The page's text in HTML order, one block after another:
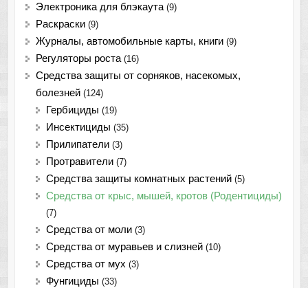
Электроника для блэкаута (9)
Раскраски (9)
Журналы, автомобильные карты, книги (9)
Регуляторы роста (16)
Средства защиты от сорняков, насекомых,
болезней (124)
Гербициды (19)
Инсектициды (35)
Прилипатели (3)
Протравители (7)
Средства защиты комнатных растений (5)
Средства от крыс, мышей, кротов (Родентициды)
(7)
Средства от моли (3)
Средства от муравьев и слизней (10)
Средства от мух (3)
Фунгициды (33)